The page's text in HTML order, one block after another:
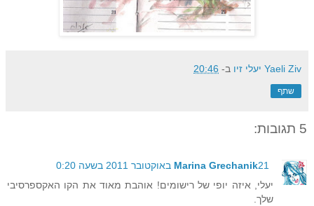
Yaeli Ziv יעלי זיו ב- 20:46
שתף
5 תגובות:
Marina Grechanik21 באוקטובר 2011 בשעה 0:20
יעלי, איזה יופי של רישומים! אוהבת מאוד את הקו האקספרסיבי
שלך.